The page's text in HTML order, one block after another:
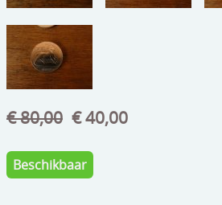
glaswerk
lamp/luchter
speelgoed
spiegels
€ 80,00 € 40,00
Beschikbaar